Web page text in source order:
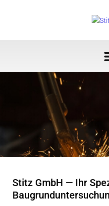
Stitz GmbH — Ihr